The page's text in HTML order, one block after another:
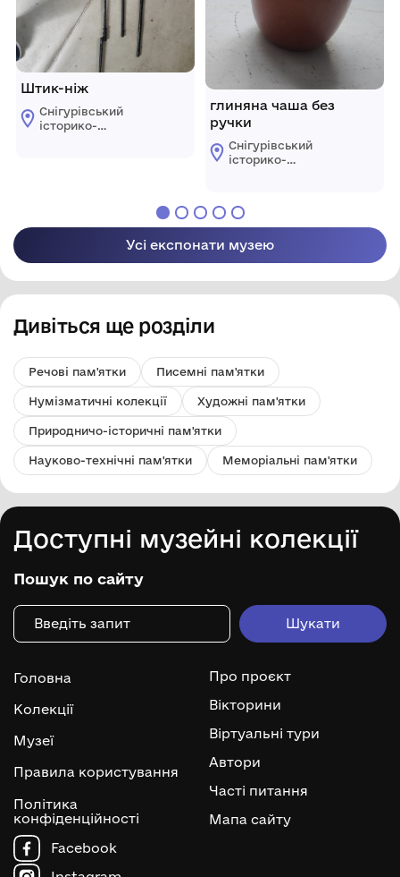
Штик-ніж
Снігурівський
історико-
глиняна чаша без
ручки
Снігурівський
історико-
Усі експонати музею
Дивіться ще розділи
Речові пам'ятки Писемні пам'ятки
Нумізматичні колекції Художні пам'ятки
Природничо-історичні пам'ятки
Науково-технічні пам'ятки Меморіальні пам'ятки
Доступні музейні колекції
Пошук по сайту
Головна
Колекції
Музеї
Правила користування
Політика
конфіденційності
Про проєкт
Вікторини
Віртуальні тури
Автори
Часті питання
Мапа сайту
Facebook